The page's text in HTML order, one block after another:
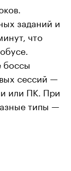
заданий и
что
боссы
сессий —
или ПК. При
типы —